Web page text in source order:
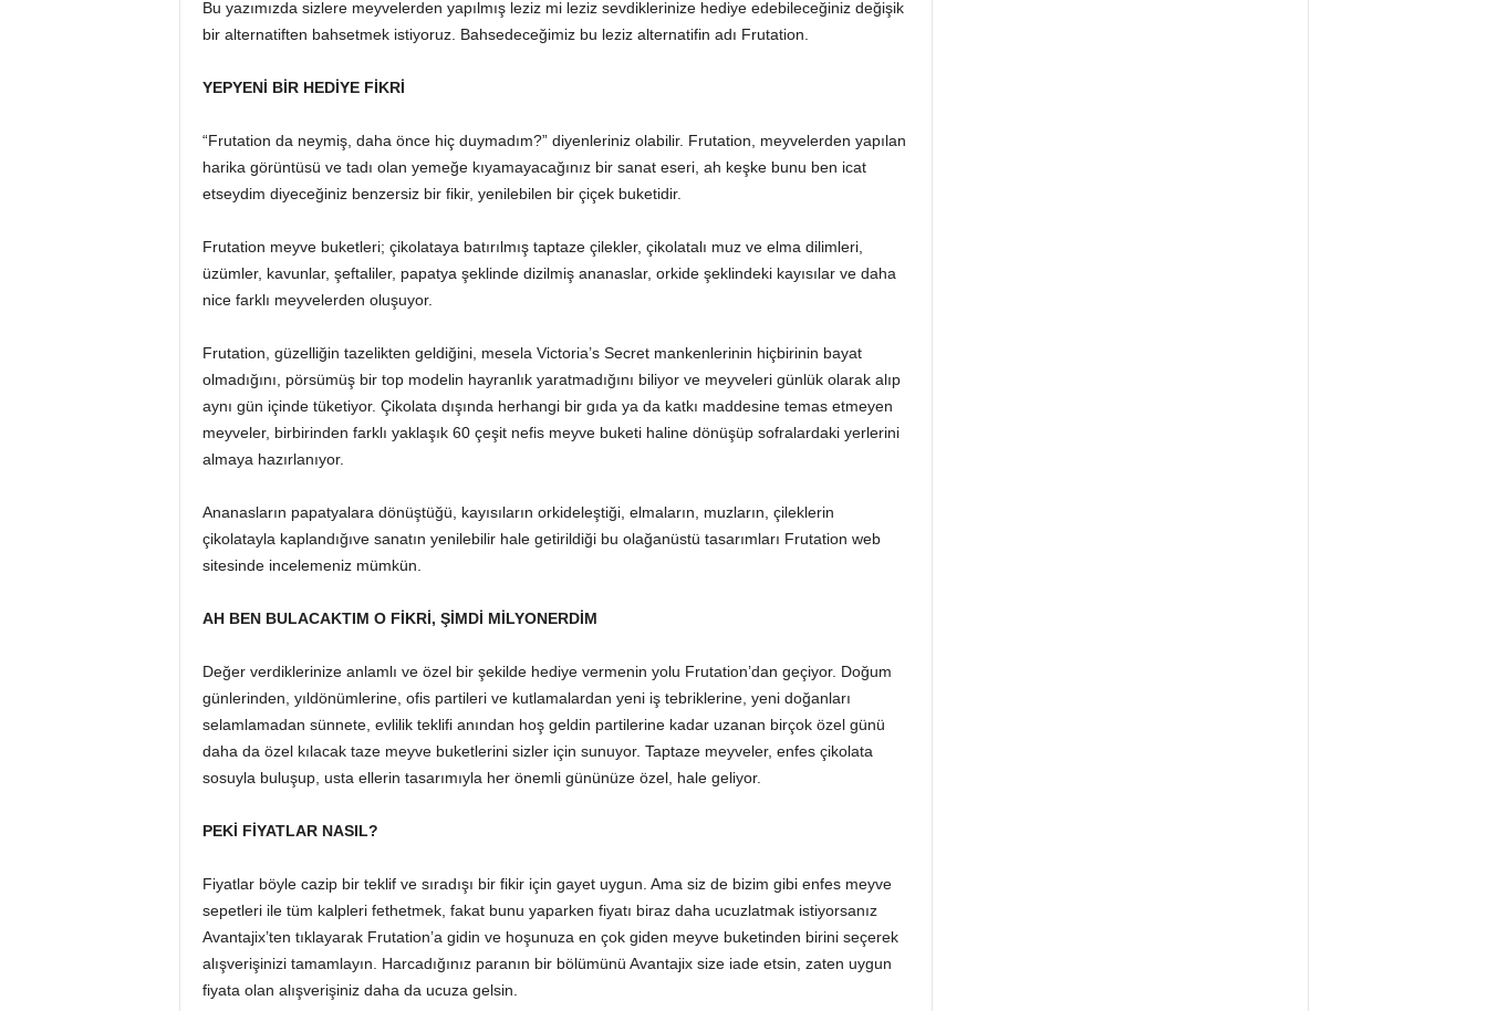
Bu yazımızda sizlere meyvelerden yapılmış leziz mi leziz sevdiklerinize hediye edebileceğiniz değişik
bir alternatiften bahsetmek istiyoruz. Bahsedeceğimiz bu leziz alternatifin adı Frutation.
YEPYENİ BİR HEDİYE FİKRİ
“Frutation da neymiş, daha önce hiç duymadım?” diyenleriniz olabilir. Frutation, meyvelerden yapılan
harika görüntüsü ve tadı olan yemeğe kıyamayacağınız bir sanat eseri, ah keşke bunu ben icat
etseydim diyeceğiniz benzersiz bir fikir, yenilebilen bir çiçek buketidir.
Frutation meyve buketleri; çikolataya batırılmış taptaze çilekler, çikolatalı muz ve elma dilimleri,
üzümler, kavunlar, şeftaliler, papatya şeklinde dizilmiş ananaslar, orkide şeklindeki kayısılar ve daha
nice farklı meyvelerden oluşuyor.
Frutation, güzelliğin tazelikten geldiğini, mesela Victoria’s Secret mankenlerinin hiçbirinin bayat
olmadığını, pörsümüş bir top modelin hayranlık yaratmadığını biliyor ve meyveleri günlük olarak alıp
aynı gün içinde tüketiyor. Çikolata dışında herhangi bir gıda ya da katkı maddesine temas etmeyen
meyveler, birbirinden farklı yaklaşık 60 çeşit nefis meyve buketi haline dönüşüp sofralardaki yerlerini
almaya hazırlanıyor.
Ananasların papatyalara dönüştüğü, kayısıların orkideleştiği, elmaların, muzların, çileklerin
çikolatayla kaplandığıve sanatın yenilebilir hale getirildiği bu olağanüstü tasarımları Frutation web
sitesinde incelemeniz mümkün.
AH BEN BULACAKTIM O FİKRİ, ŞİMDİ MİLYONERDİM
Değer verdiklerinize anlamlı ve özel bir şekilde hediye vermenin yolu Frutation’dan geçiyor. Doğum
günlerinden, yıldönümlerine, ofis partileri ve kutlamalardan yeni iş tebriklerine, yeni doğanları
selamlamadan sünnete, evlilik teklifi anından hoş geldin partilerine kadar uzanan birçok özel günü
daha da özel kılacak taze meyve buketlerini sizler için sunuyor. Taptaze meyveler, enfes çikolata
sosuyla buluşup, usta ellerin tasarımıyla her önemli gününüze özel, hale geliyor.
PEKİ FİYATLAR NASIL?
Fiyatlar böyle cazip bir teklif ve sıradışı bir fikir için gayet uygun. Ama siz de bizim gibi enfes meyve
sepetleri ile tüm kalpleri fethetmek, fakat bunu yaparken fiyatı biraz daha ucuzlatmak istiyorsanız
Avantajix’ten tıklayarak Frutation’a gidin ve hoşunuza en çok giden meyve buketinden birini seçerek
alışverişinizi tamamlayın. Harcadığınız paranın bir bölümünü Avantajix size iade etsin, zaten uygun
fiyata olan alışverişiniz daha da ucuza gelsin.